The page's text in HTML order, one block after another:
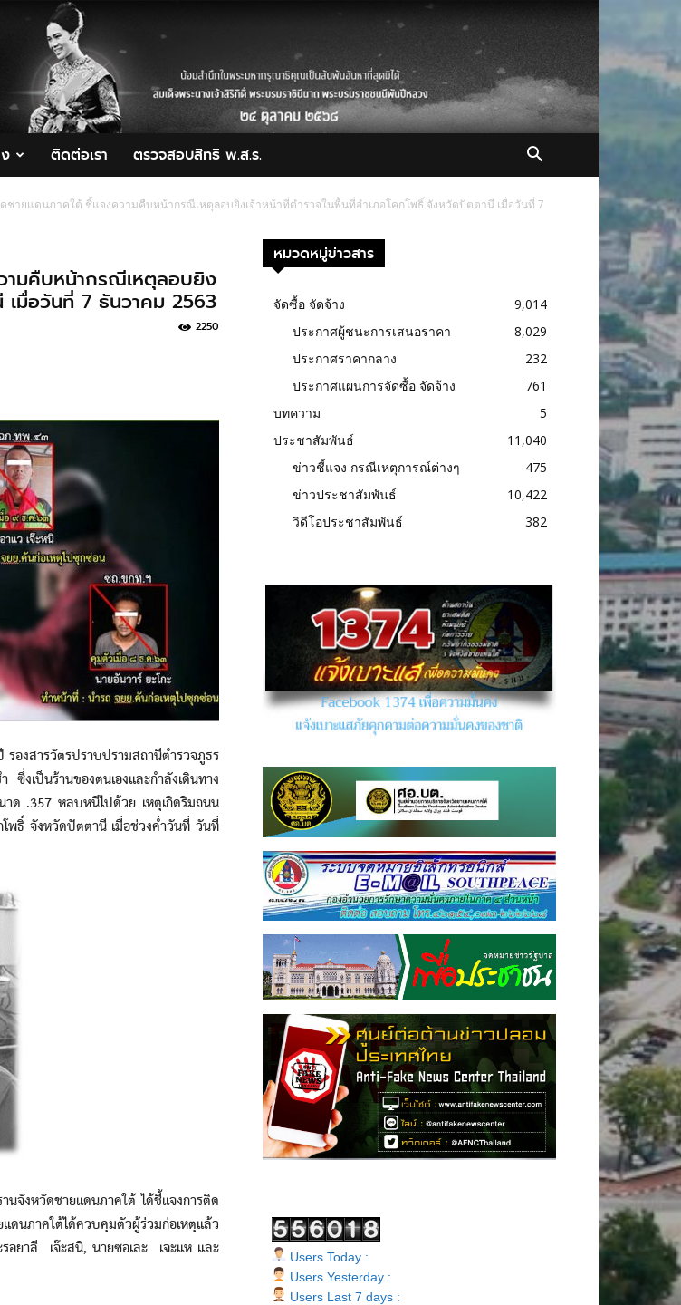
ติดต่อเรา ตรวจสอบสิทธิ พ.ส.ร.
ชายแดนภาคใต้ ชี้แจงความคืบหน้ากรณีเหตุลอบยิงเจ้าหน้าที่ตำรวจในพื้นที่อำเภอโคกโพธิ์ จังหวัดปัตตานี เมื่อวันที่ 7
ามคืบหน้ากรณีเหตุลอบยิง
เมื่อวันที่ 7 ธันวาคม 2563
2250
งสารวัตรปราบปรามสถานีตำรวจภูธร
งเป็นร้านของตนเองและกำลังเดินทาง
าด .357 หลบหนีไปด้วย เหตุเกิดริมถนน
พธิ์ จังหวัดปัตตานี เมื่อช่วงค่ำวันที่ วันที่
งหวัดชายแดนภาคใต้ ได้ชี้แจงการติด
ดนภาคใต้ได้ควบคุมตัวผู้ร่วมก่อเหตุแล้ว
ยาลี เจ๊ะสนิ, นายซอเละ เจะแห และ
หมวดหมู่ข่าวสาร
จัดซื้อ จัดจ้าง
9,014
ประกาศผู้ชนะการเสนอราคา
8,029
ประกาศราคากลาง
232
ประกาศแผนการจัดซื้อ จัดจ้าง
761
บทความ
5
ประชาสัมพันธ์
11,040
ข่าวชี้แจง กรณีเหตุการณ์ต่างๆ
475
ข่าวประชาสัมพันธ์
10,422
วิดีโอประชาสัมพันธ์
382
Users Today :
Users Yesterday :
Users Last 7 days :